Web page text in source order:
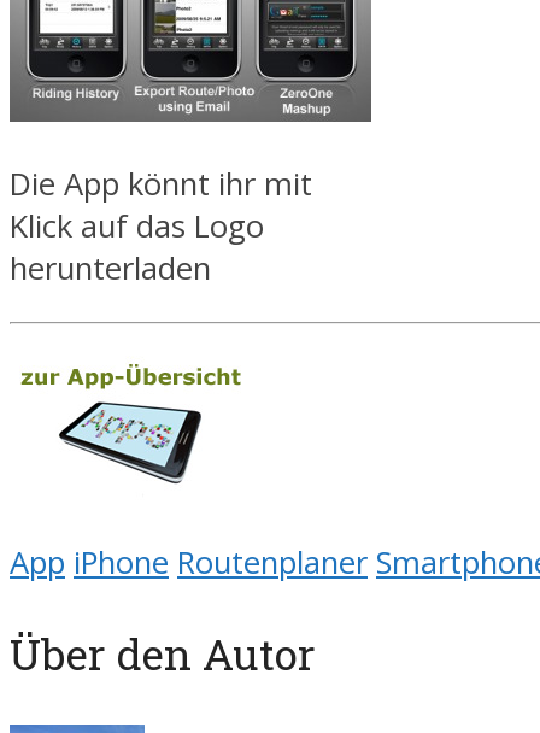
Die App könnt ihr mit
Klick auf das Logo
herunterladen
App iPhone Routenplaner
Über den Autor